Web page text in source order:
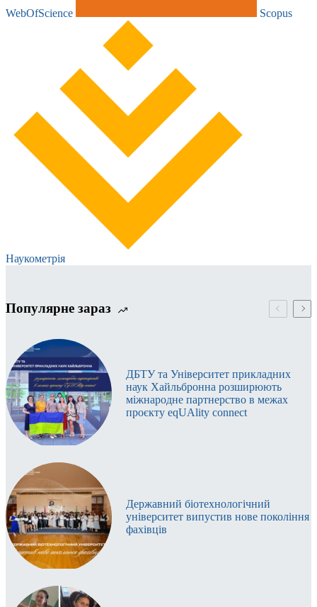
WebOfScience Scopus
Наукометрія
Популярне зараз
ДБТУ та Університет прикладних
наук Хайльбронна розширюють
міжнародне партнерство в межах
проєкту eqUAlity connect
Державний біотехнологічний
університет випустив нове покоління
фахівців